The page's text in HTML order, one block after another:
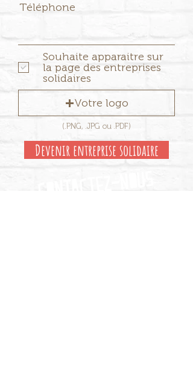
Téléphone
Souhaite apparaitre sur
la page des entreprises
solidaires
Votre logo
(.PNG, .JPG ou .PDF)
Devenir entreprise solidaire